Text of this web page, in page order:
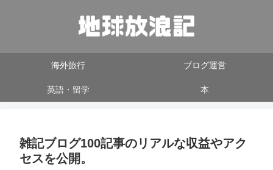
海外旅行 ブログ運営
英語・留学 本
雑記ブログ100記事のリアルな収益やアク
セスを公開。